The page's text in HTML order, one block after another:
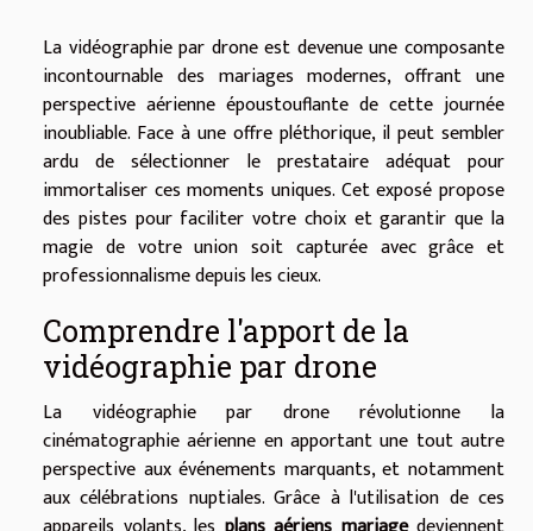
La vidéographie par drone est devenue une composante
incontournable des mariages modernes, offrant une
perspective aérienne époustouflante de cette journée
inoubliable. Face à une offre pléthorique, il peut sembler
ardu de sélectionner le prestataire adéquat pour
immortaliser ces moments uniques. Cet exposé propose
des pistes pour faciliter votre choix et garantir que la
magie de votre union soit capturée avec grâce et
professionnalisme depuis les cieux.
Comprendre l'apport de la
vidéographie par drone
La vidéographie par drone révolutionne la
cinématographie aérienne en apportant une tout autre
perspective aux événements marquants, et notamment
aux célébrations nuptiales. Grâce à l'utilisation de ces